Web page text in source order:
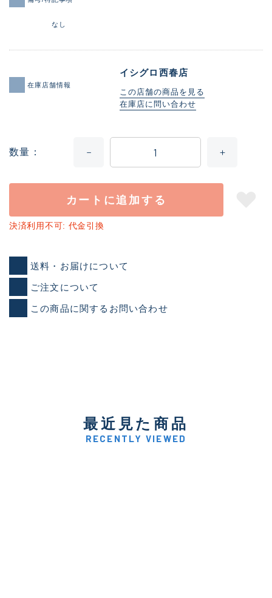
なし
在庫店舗情報
イシグロ西春店
この店舗の商品を見る
在庫店に問い合わせ
数量
カートに追加する
決済利用不可: 代金引換
送料・お届けについて
ご注文について
この商品に関するお問い合わせ
最近見た商品
RECENTLY VIEWED